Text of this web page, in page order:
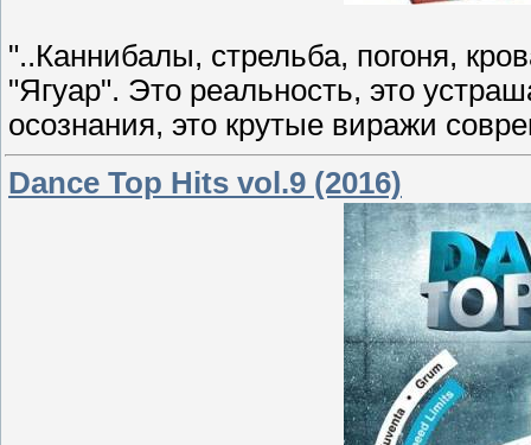
"..Каннибалы, стрельба, погоня,
"Ягуар". Это реальность, это
осознания, это крутые виражи
Dance Top Hits vol.9 (2016)